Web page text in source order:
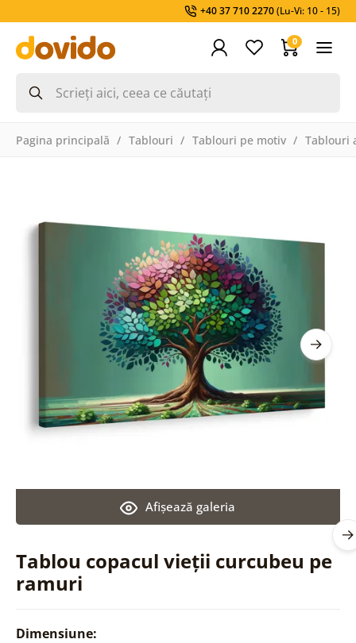
+40 37 710 2270(Lu-Vi: 10 - 15)
0
Pagina principală Tablouri Tablouri pe motiv Tablouri
Tablou copacul vieții curcubeu pe
ramuri
Afişează galeria
Dimensiune: